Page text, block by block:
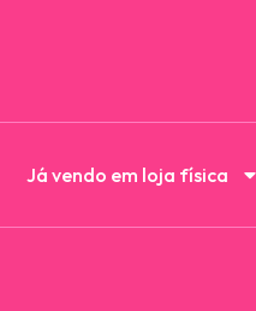
Já vendo em loja física